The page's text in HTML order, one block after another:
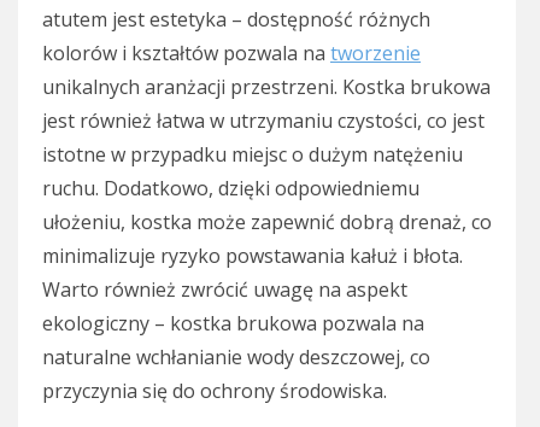
atutem jest estetyka – dostępność różnych
kolorów i kształtów pozwala na tworzenie
unikalnych aranżacji przestrzeni. Kostka brukowa
jest również łatwa w utrzymaniu czystości, co jest
istotne w przypadku miejsc o dużym natężeniu
ruchu. Dodatkowo, dzięki odpowiedniemu
ułożeniu, kostka może zapewnić dobrą drenaż, co
minimalizuje ryzyko powstawania kałuż i błota.
Warto również zwrócić uwagę na aspekt
ekologiczny – kostka brukowa pozwala na
naturalne wchłanianie wody deszczowej, co
przyczynia się do ochrony środowiska.